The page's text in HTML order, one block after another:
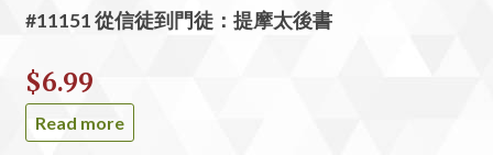
#11151 從信徒到門徒：提摩太後書
$6.99
Read more